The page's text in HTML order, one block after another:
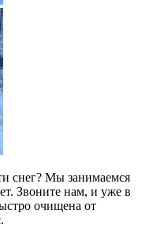
снег? Мы занимаемся
Звоните нам, и уже в
очищена от